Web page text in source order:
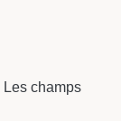
Les champs